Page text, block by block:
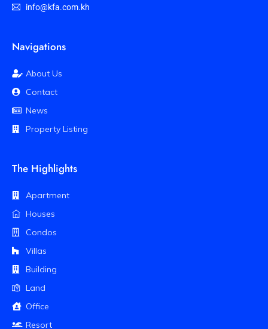
info@kfa.com.kh
Navigations
About Us
Contact
News
Property Listing
The Highlights
Apartment
Houses
Condos
Villas
Building
Land
Office
Resort